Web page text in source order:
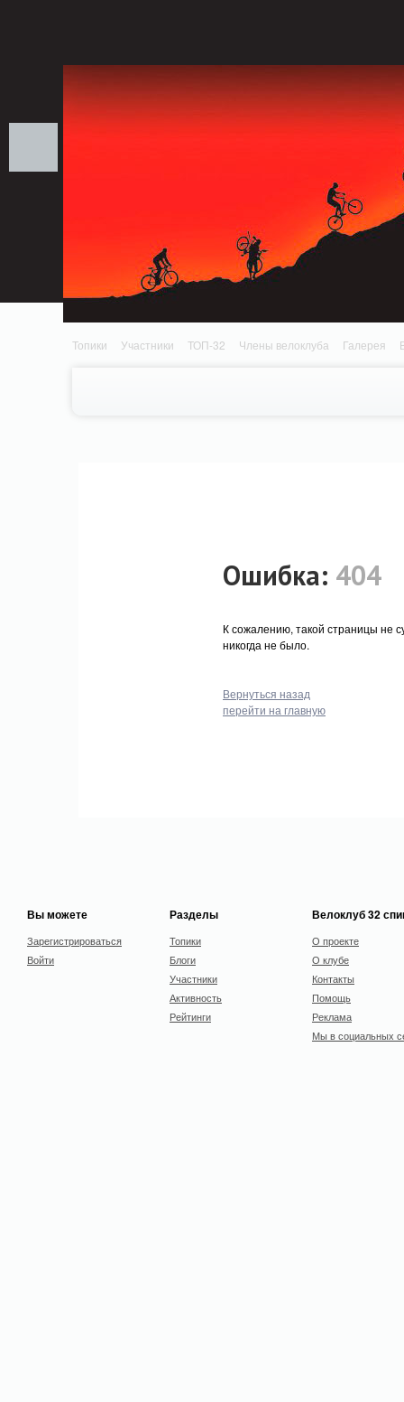
Топики Участники ТОП-32 Члены велоклуба Галерея
Ошибка: 404
К сожалению, такой страницы не
никогда не было.
Вернуться назад
перейти на главную
Вы можете
Зарегистрироваться
Войти
Разделы
Топики
Блоги
Участники
Активность
Рейтинги
Велоклуб 32
О проекте
О клубе
Контакты
Помощь
Реклама
Мы в социальных